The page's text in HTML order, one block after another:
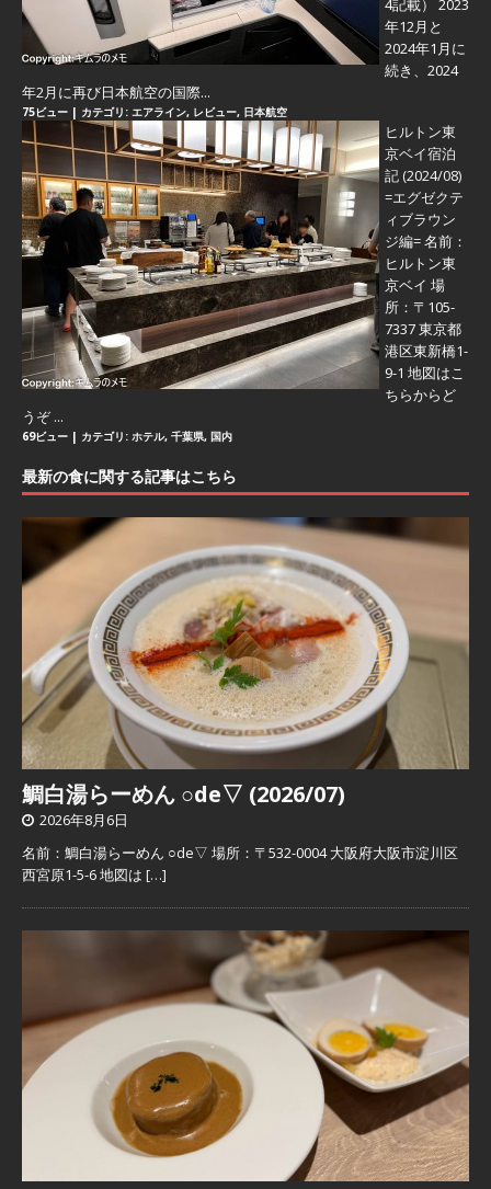
4記載） 2023
年12月と
2024年1月に
続き、2024
年2月に再び日本航空の国際...
75ビュー | カテゴリ: エアライン, レビュー, 日本航空
ヒルトン東
京ベイ宿泊
記 (2024/08)
=エグゼクテ
ィブラウン
ジ編=名前：
ヒルトン東
京ベイ 場
所：〒105-
7337 東京都
港区東新橋1-
9-1 地図はこ
ちらからど
うぞ ...
69ビュー | カテゴリ: ホテル, 千葉県, 国内
最新の食に関する記事はこちら
鯛白湯らーめん ○de▽ (2026/07)
2026年8月6日
名前：鯛白湯らーめん ○de▽ 場所：〒532-0004 大阪府大阪市淀川区
西宮原1-5-6 地図は […]